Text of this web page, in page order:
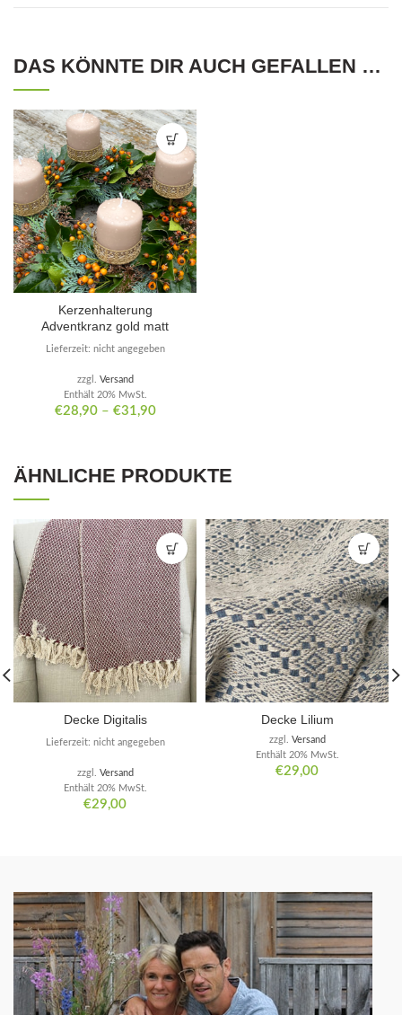
DAS KÖNNTE DIR AUCH GEFALLEN …
Kerzenhalterung
Adventkranz gold matt
€28,90– €31,90
Enthält 20% MwSt.
zzgl. Versand
Lieferzeit: nicht angegeben
ÄHNLICHE PRODUKTE
Decke Digitalis
€29,00
Enthält 20% MwSt.
zzgl. Versand
Lieferzeit: nicht angegeben
Decke Lilium
€29,00
Enthält 20% MwSt.
zzgl. Versand